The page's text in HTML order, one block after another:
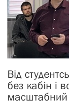
Від
без кабін і
масштабний